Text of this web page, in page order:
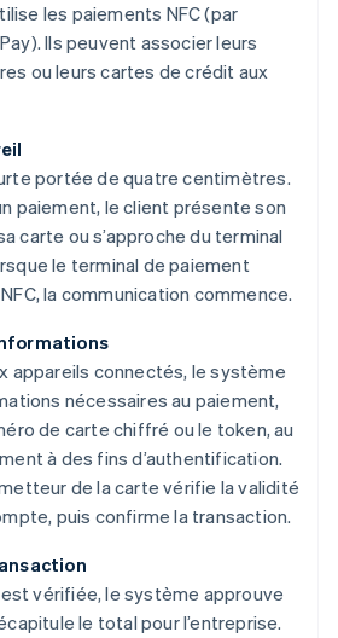
les paiements NFC (par
Ils peuvent associer leurs
ou leurs cartes de crédit aux
portée de quatre centimètres.
paiement, le client présente son
carte ou s’approche du terminal
le terminal de paiement
la communication commence.
appareils connectés, le système
nécessaires au paiement,
de carte chiffré ou le token, au
à des fins d’authentification.
de la carte vérifie la validité
puis confirme la transaction.
vérifiée, le système approuve
le total pour l’entreprise.